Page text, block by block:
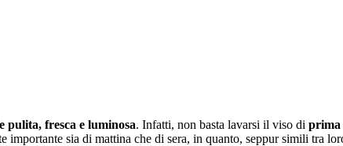
pulita, fresca e luminosa. Infatti, non basta lavarsi il viso di prima
importante sia di mattina che di sera, in quanto, seppur simili tra